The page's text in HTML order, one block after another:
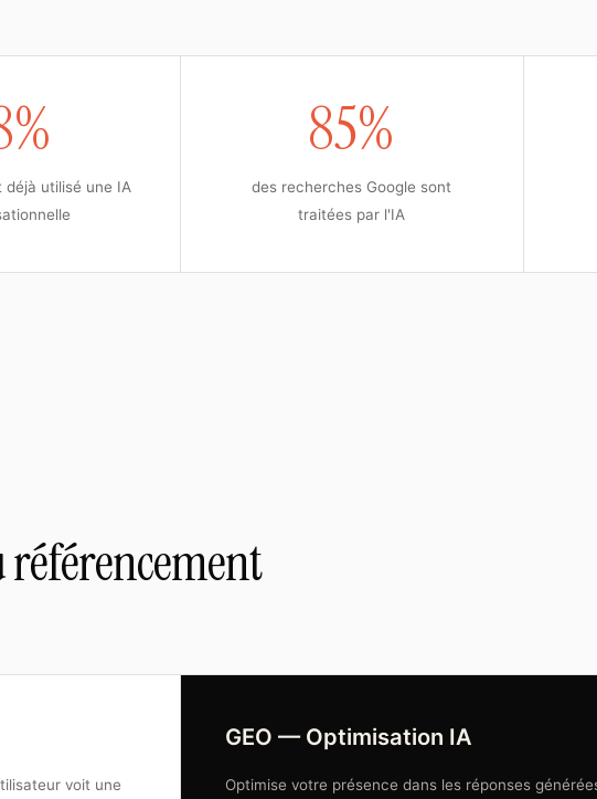
déjà utilisé une IA
85%
des recherches Google sont
traitées par l'IA
référencement
voit une
GEO — Optimisation IA
Optimise votre présence dans les réponses